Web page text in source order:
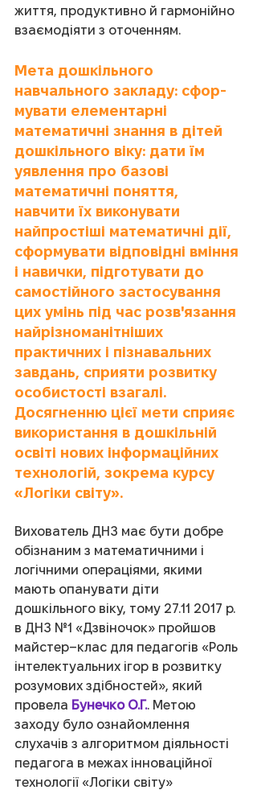
життя, продуктивно й гармонійно
взаємодіяти з оточенням.
Мета дошкільного
навчального закладу: сфор­
мувати елементарні
математичні знання в дітей
дошкільного віку: дати їм
уявлення про базо­ві
математичні поняття,
навчити їх виконувати
найпростіші математичні дії,
сформувати відпо­відні вміння
і навички, підготувати до
самостій­ного застосування
цих умінь під час розв'язання
найрізноманітніших
практичних і пізнавальних
завдань, сприяти розвитку
особистості взагалі.
Досягненню цієї мети сприяє
використання в дошкільній
освіті нових інформаційних
технологій, зокрема курсу
«Логіки світу».
Вихователь ДНЗ має бути добре
обізнаним з математичними і
логічними операціями, якими
мають опанувати діти
дошкільного віку, тому 27.11 2017 р.
в ДНЗ №1 «Дзвіночок» пройшов
майстер–клас для педагогів «Роль
інтелектуальних ігор в розвитку
розумових здібностей», який
провела Бунечко О.Г.. Метою
заходу було ознайомлення
слухачів з алгоритмом діяль­ності
педагога в межах іннова­ційної
технології «Логіки світу»